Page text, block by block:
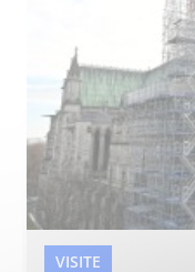
VISITE